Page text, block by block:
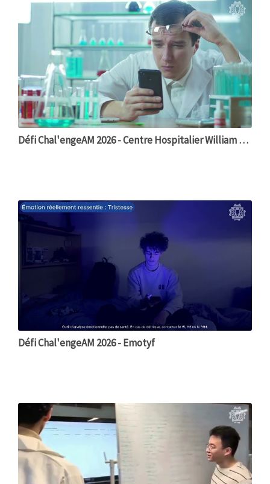
Défi Chal'engeAM 2026 - Centre Hospitalier William Morey
Défi Chal'engeAM 2026 - Emotyf